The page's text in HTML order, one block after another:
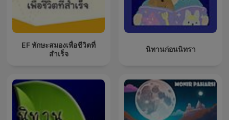
EF ทักษะสมองเพื่อชีวิตที่
สำเร็จ
นิทานก่อนนิทรา